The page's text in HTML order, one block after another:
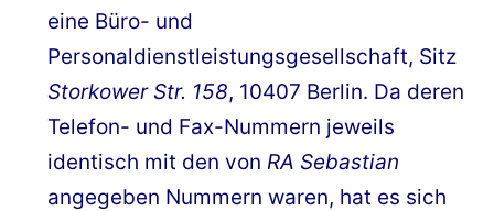
eine Büro- und
Personaldienstleistungsgesellschaft, Sitz
Storkower Str. 158, 10407 Berlin. Da deren
Telefon- und Fax-Nummern jeweils
identisch mit den von RA Sebastian
angegeben Nummern waren, hat es sich